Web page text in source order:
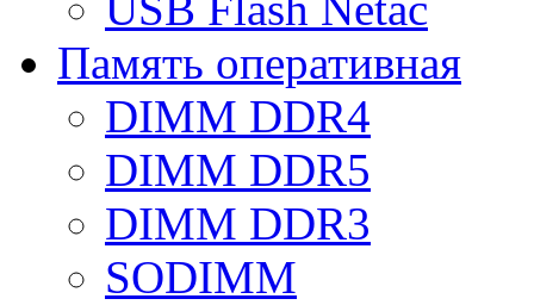
Память оперативная
DIMM DDR4
DIMM DDR5
DIMM DDR3
SODIMM